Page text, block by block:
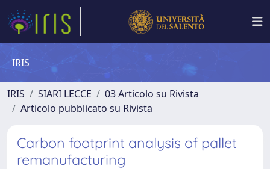
IRIS
IRIS SIARI LECCE
03 Articolo su Rivista
Articolo pubblicato su Rivista
Carbon footprint analysis of pallet
remanufacturing